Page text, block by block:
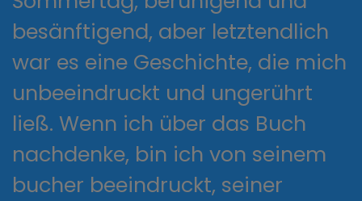
besänftigend, aber letztendlich
war es eine Geschichte, die mich
unbeeindruckt und ungerührt
ließ. Wenn ich über das Buch
nachdenke, bin ich von seinem
bucher beeindruckt, seiner